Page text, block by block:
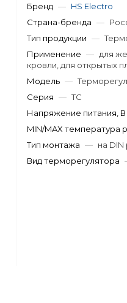
Бренд — HS Electro
Страна-бренда —
Тип продукции —
Применение — для
кровли, для открытых
Модель —
Серия — ТС
Напряжение питания, В
MIN/MAX температура
Тип монтажа — на DIN
Вид терморегулятора